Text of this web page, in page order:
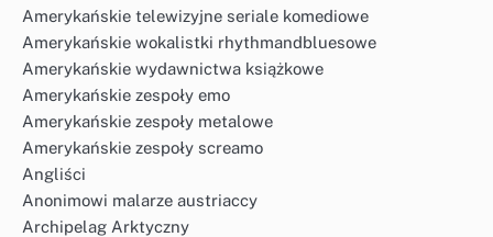
Amerykańskie telewizyjne seriale komediowe
Amerykańskie wokalistki rhythmandbluesowe
Amerykańskie wydawnictwa książkowe
Amerykańskie zespoły emo
Amerykańskie zespoły metalowe
Amerykańskie zespoły screamo
Angliści
Anonimowi malarze austriaccy
Archipelag Arktyczny